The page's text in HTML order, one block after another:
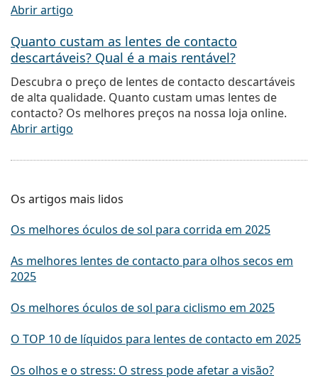
Abrir artigo
Quanto custam as lentes de contacto
descartáveis? Qual é a mais rentável?
Descubra o preço de lentes de contacto descartáveis
de alta qualidade. Quanto custam umas lentes de
contacto? Os melhores preços na nossa loja online.
Abrir artigo
Os artigos mais lidos
Os melhores óculos de sol para corrida em 2025
As melhores lentes de contacto para olhos secos em
2025
Os melhores óculos de sol para ciclismo em 2025
O TOP 10 de líquidos para lentes de contacto em 2025
Os olhos e o stress: O stress pode afetar a visão?